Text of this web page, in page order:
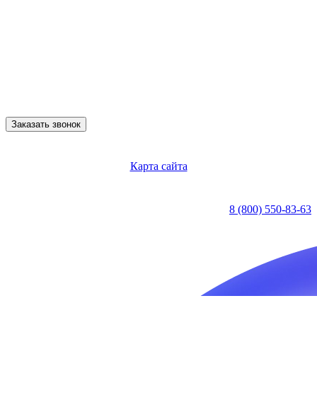
Заказать звонок
Карта сайта
8 (800) 550-83-63